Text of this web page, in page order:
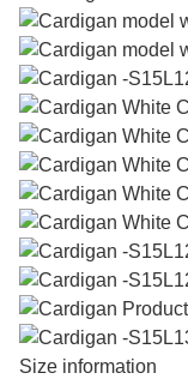
Size information